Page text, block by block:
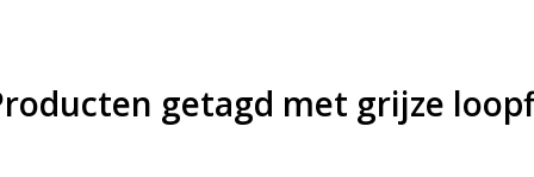
getagd met grijze